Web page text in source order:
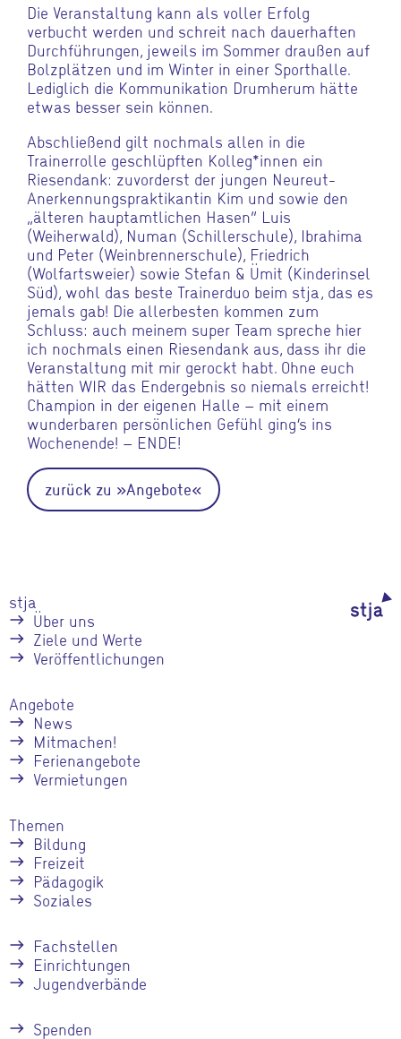
Die Veranstaltung kann als voller Erfolg
verbucht werden und schreit nach dauerhaften
Durchführungen, jeweils im Sommer draußen auf
Bolzplätzen und im Winter in einer Sporthalle.
Lediglich die Kommunikation Drumherum hätte
etwas besser sein können.
Abschließend gilt nochmals allen in die
Trainerrolle geschlüpften Kolleg*innen ein
Riesendank: zuvorderst der jungen Neureut-
Anerkennungspraktikantin Kim und sowie den
„älteren hauptamtlichen Hasen“ Luis
(Weiherwald), Numan (Schillerschule), Ibrahima
und Peter (Weinbrennerschule), Friedrich
(Wolfartsweier) sowie Stefan & Ümit (Kinderinsel
Süd), wohl das beste Trainerduo beim stja, das es
jemals gab! Die allerbesten kommen zum
Schluss: auch meinem super Team spreche hier
ich nochmals einen Riesendank aus, dass ihr die
Veranstaltung mit mir gerockt habt. Ohne euch
hätten WIR das Endergebnis so niemals erreicht!
Champion in der eigenen Halle – mit einem
wunderbaren persönlichen Gefühl ging’s ins
Wochenende! – ENDE!
zurück zu »Angebote«
stja
Über uns
Ziele und Werte
Veröffentlichungen
Angebote
News
Mitmachen!
Ferienangebote
Vermietungen
Themen
Bildung
Freizeit
Pädagogik
Soziales
Fachstellen
Einrichtungen
Jugendverbände
Spenden